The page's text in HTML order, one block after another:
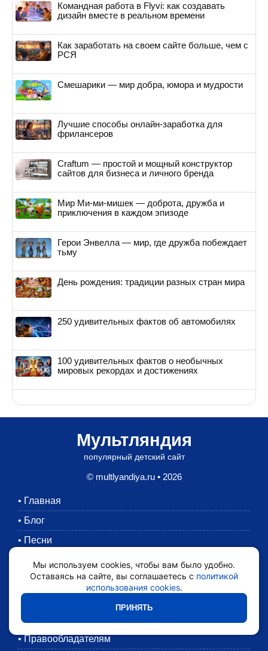
Командная работа в Flyvi: как создавать
дизайн вместе в реальном времени
Как заработать на своем сайте больше, чем с
РСЯ
Смешарики — мир добра, юмора и мудрости
Лучшие способы онлайн-заработка для
фрилансеров
Craftum — простой и мощный конструктор
сайтов для бизнеса и личного бренда
Мир Ми-ми-мишек — доброта, дружба и
приключения в каждом эпизоде
Герои Энвелла — мир, где дружба побеждает
тьму
День рождения: традиции разных стран мира
250 удивительных фактов об автомобилях
100 удивительных фактов о необычных
мировых рекордах и достижениях
Мультляндия
популярный детский сайт
© multlyandiya.ru • 2026
• Главная
• Блог
• Песни
Раскраски
Картинки
•
•
• Правообладателям
Мы используем cookies, чтобы вам было удобно.
Оставаясь на сайте, вы соглашаетесь с политикой
использования cookies.
ПРИНЯТЬ